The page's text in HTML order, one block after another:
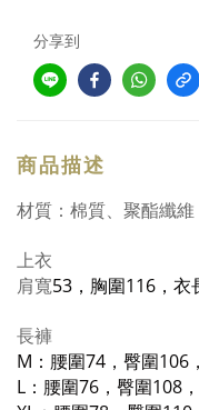
分享到
商品描述
材質：棉質、聚酯纖維
上衣
肩寬53 ，胸圍116 ，衣
長褲
M：腰圍74 ，臀圍106
L：腰圍76 ，臀圍108